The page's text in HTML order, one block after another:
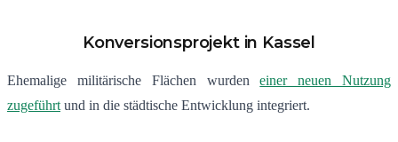
Konversionsprojekt in Kassel
Ehemalige militärische Flächen wurdeneiner neuen Nutzung
zugeführt und in die städtische Entwicklung integriert.